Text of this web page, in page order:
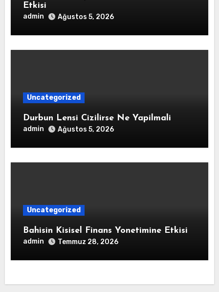
Etkisi
admin Ağustos 5, 2026
Uncategorized
Durbun Lensi Cizilirse Ne Yapilmali
admin Ağustos 5, 2026
Uncategorized
Bahisin Kisisel Finans Yonetimine Etkisi
admin Temmuz 28, 2026